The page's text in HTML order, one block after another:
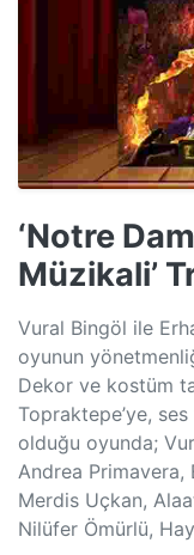
‘Notre
Müzikali’
Vural Bingöl ile
oyunun
Dekor ve kostüm
Topraktepe’ye, ses
olduğu oyunda;
Andrea Primavera,
Merdis Uçkan,
Nilüfer Ömürlü,